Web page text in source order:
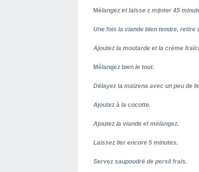
Mélangez et laisse z mijoter 45
Une fois la viande bien tendre, retire
Ajoutez la moutarde et la crème fraî
Mélangez bien le tout.
Délayez la maïzena avec un peu de
Ajoutez à la cocotte.
Ajoutez la viande et mélangez.
Laissez lier encore 5 minutes.
Servez saupoudré de persil frais.